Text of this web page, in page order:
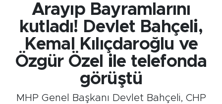
Arayıp Bayramlarını
kutladı! Devlet Bahçeli,
Kemal Kılıçdaroğlu ve
Özgür Özel ile telefonda
görüştü
MHP Genel Başkanı Devlet Bahçeli, CHP
Son Dakika Haberleri
Haber Arşivi